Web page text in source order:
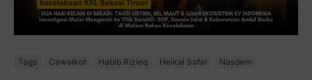
Tags Cawalkot Habib Rizieq Heikal Safar Nasdem